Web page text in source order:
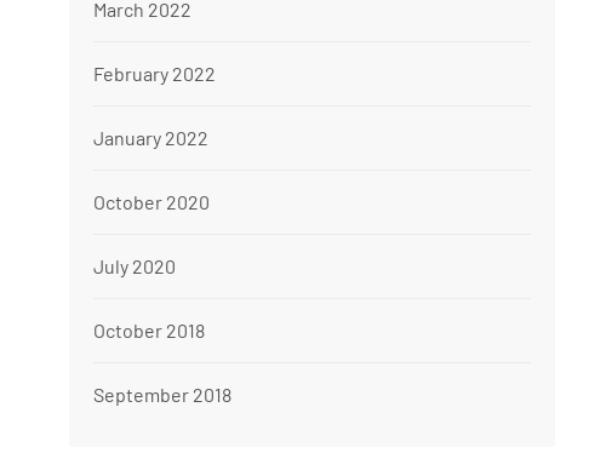
March 2022
February 2022
January 2022
October 2020
July 2020
October 2018
September 2018